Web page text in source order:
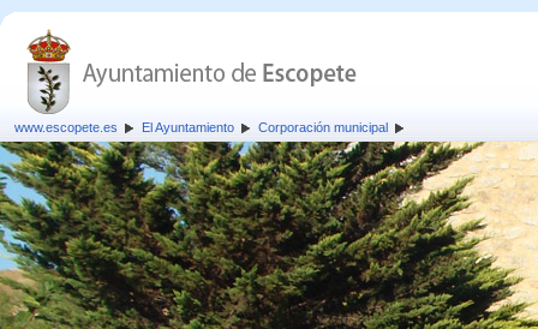
www.escopete.es El Ayuntamiento Corporación municipal